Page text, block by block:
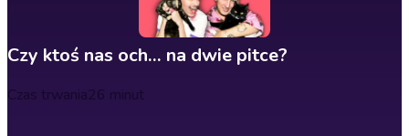
Czy ktoś nas och… na dwie pitce?
Czas trwania26 minut